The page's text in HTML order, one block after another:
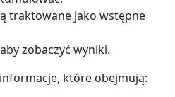
traktowane jako wstępne
zobaczyć wyniki.
które obejmują: